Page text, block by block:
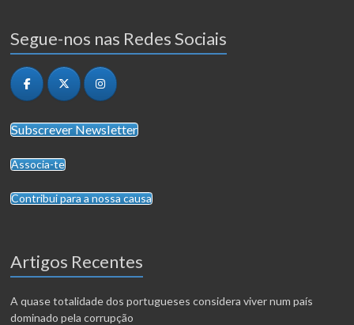
Segue-nos nas Redes Sociais
Subscrever Newsletter
Associa-te
Contribui para a nossa causa
Artigos Recentes
A quase totalidade dos portugueses considera viver num país
dominado pela corrupção